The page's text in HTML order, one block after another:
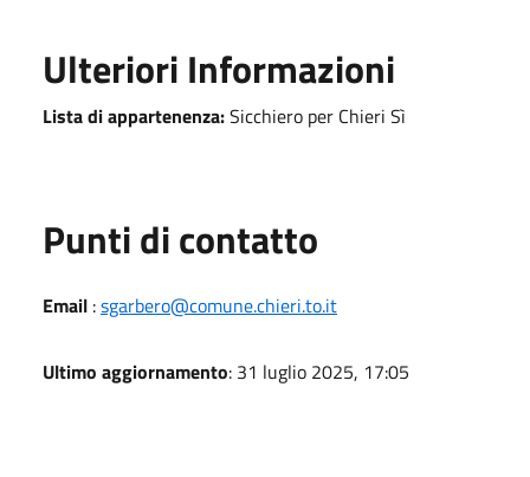
Ulteriori Informazioni
Lista di appartenenza:Sicchiero per Chieri Sì
Punti di contatto
Email :sgarbero@comune.chieri.to.it
Ultimo aggiornamento: 31 luglio 2025, 17:05